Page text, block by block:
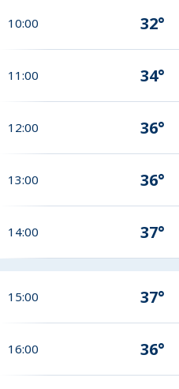
10:00 32°
11:00 34°
12:00 36°
13:00 36°
14:00 37°
15:00 37°
16:00 36°